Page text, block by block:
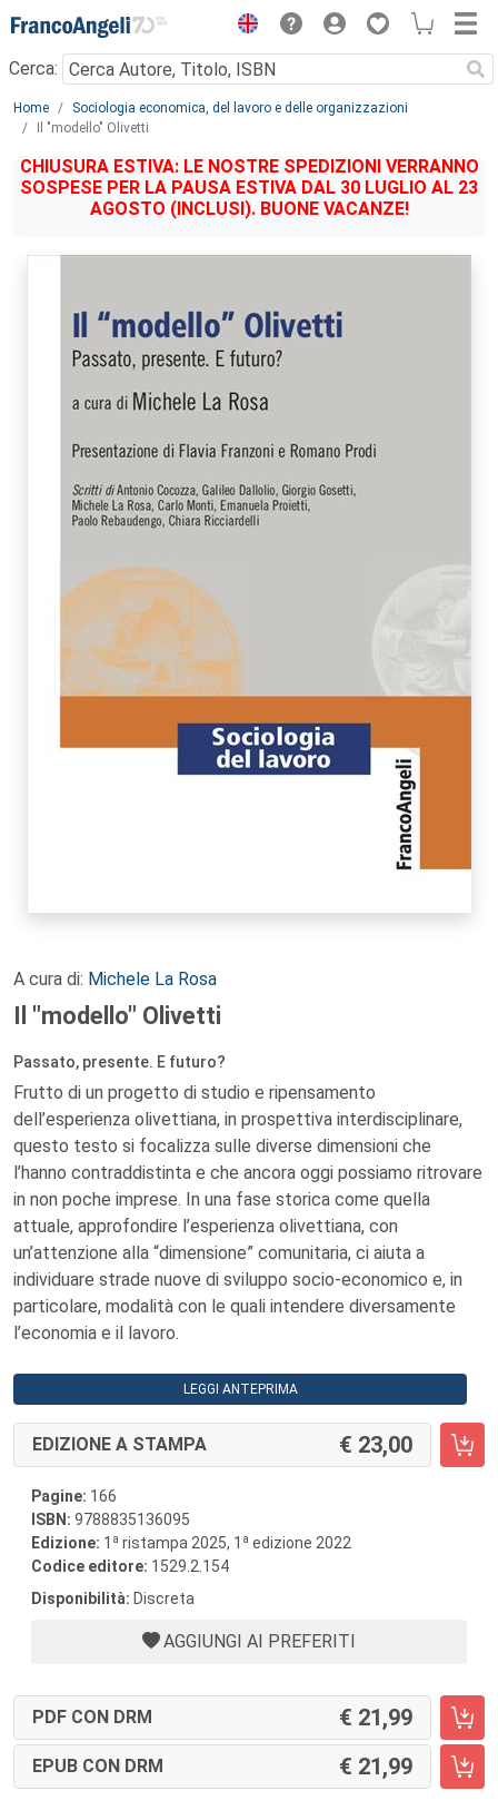
Menu
Cerca:
Main content
Home
Sociologia economica, del lavoro e delle organizzazioni
Il "modello" Olivetti
CHIUSURA ESTIVA: LE NOSTRE SPEDIZIONI VERRANNO
SOSPESE PER LA PAUSA ESTIVA DAL 30 LUGLIO AL 23
AGOSTO (INCLUSI). BUONE VACANZE!
A cura di: Michele La Rosa
Il "modello" Olivetti
Passato, presente. E futuro?
Frutto di un progetto di studio e ripensamento
dell’esperienza olivettiana, in prospettiva interdisciplinare,
questo testo si focalizza sulle diverse dimensioni che
l’hanno contraddistinta e che ancora oggi possiamo ritrovare
in non poche imprese. In una fase storica come quella
attuale, approfondire l’esperienza olivettiana, con
un’attenzione alla “dimensione” comunitaria, ci aiuta a
individuare strade nuove di sviluppo socio-economico e, in
particolare, modalità con le quali intendere diversamente
l’economia e il lavoro.
LEGGI ANTEPRIMA
EDIZIONE A STAMPA 23,00
Pagine: 166
ISBN: 9788835136095
Edizione: 1 a ristampa 2025, 1 a edizione 2022
Codice editore: 1529.2.154
Disponibilità: Discreta
AGGIUNGI AI PREFERITI
PDF CON DRM 21,99
EPUB CON DRM 21,99